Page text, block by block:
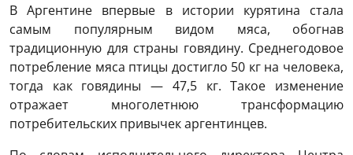
В Аргентине впервые в истории курятина стала
самым популярным видом мяса, обогнав
традиционную для страны говядину. Среднегодовое
потребление мяса птицы достигло 50 кг на человека,
тогда как говядины — 47,5 кг. Такое изменение
отражает многолетнюю трансформацию
потребительских привычек аргентинцев.